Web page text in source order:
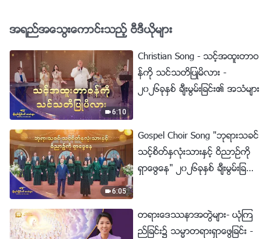
အရည္အေသြးေကာင္းသည့္ ဗီဒီယိုမ်ား
6:10
Christian Song - သင့္အထူးတာဝ
န္ကို သင္သတိျပဳမိလား -
၂၀၂၆ခုႏွစ္ ခ်ီးမြမ္းျခင္း၏ အသံမ်ား
6:05
Gospel Choir Song "ဘုရားသခင္
သင့္စိတ္ႏွလုံးသားႏွင့္ ဝိညာဥ္ကို
ရွာေဖြေန" ၂၀၂၆ခုႏွစ္ ခ်ီးမြမ္းျခ
တရားေဒႆနာအတြဲမ်ား- ယုံၾက
ည္ျခင္း၌ သမၼာတရားရွာေဖြျခင္း -